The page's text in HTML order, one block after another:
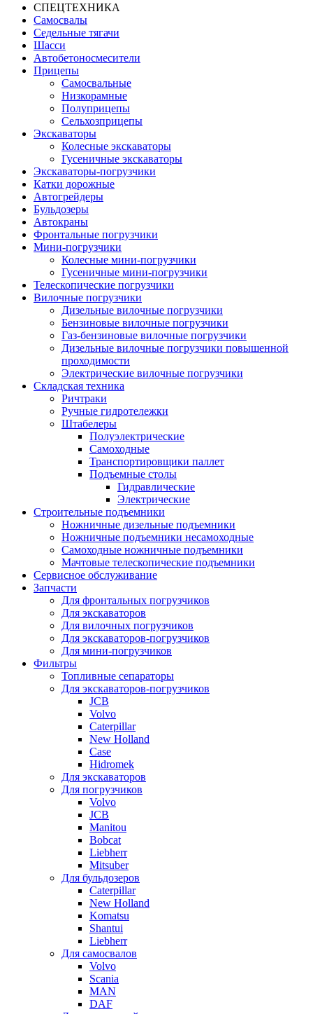
СПЕЦТЕХНИКА
Самосвалы
Седельные тягачи
Шасси
Автобетоно­смесители
Прицепы
Самосвальные
Низкорамные
Полуприцепы
Сельхозприцепы
Экскаваторы
Колесные экскаваторы
Гусеничные экскаваторы
Экскаваторы-погрузчики
Катки дорожные
Автогрейдеры
Бульдозеры
Автокраны
Фронтальные погрузчики
Мини-погрузчики
Колесные мини-погрузчики
Гусеничные мини-погрузчики
Телескопические погрузчики
Вилочные погрузчики
Дизельные вилочные погрузчики
Бензиновые вилочные погрузчики
Газ-бензиновые вилочные погрузчики
Дизельные вилочные погрузчики повышенной
проходимости
Электрические вилочные погрузчики
Складская техника
Ричтраки
Ручные гидротележки
Штабелеры
Полуэлектрические
Самоходные
Транспортировщики паллет
Подъемные столы
Гидравлические
Электрические
Строительные подъемники
Ножничные дизельные подъемники
Ножничные подъемники несамоходные
Самоходные ножничные подъемники
Мачтовые телескопические подъемники
Сервисное обслуживание
Запчасти
Для фронтальных погрузчиков
Для экскаваторов
Для вилочных погрузчиков
Для экскаваторов-погрузчиков
Для мини-погрузчиков
Фильтры
Топливные сепараторы
Для экскаваторов-погрузчиков
JCB
Volvo
Caterpillar
New Holland
Case
Hidromek
Для экскаваторов
Для погрузчиков
Volvo
JCB
Manitou
Bobcat
Liebherr
Mitsuber
Для бульдозеров
Caterpillar
New Holland
Komatsu
Shantui
Liebherr
Для самосвалов
Volvo
Scania
MAN
DAF